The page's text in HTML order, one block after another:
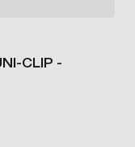
CLIP -